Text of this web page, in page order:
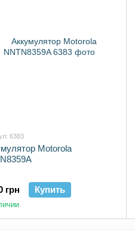
6383
Motorola
грн Купить